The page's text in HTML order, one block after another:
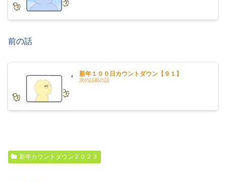
前の話
新年１００日カウントダウン【９１】
次の話前の話
新年カウントダウン２０２３